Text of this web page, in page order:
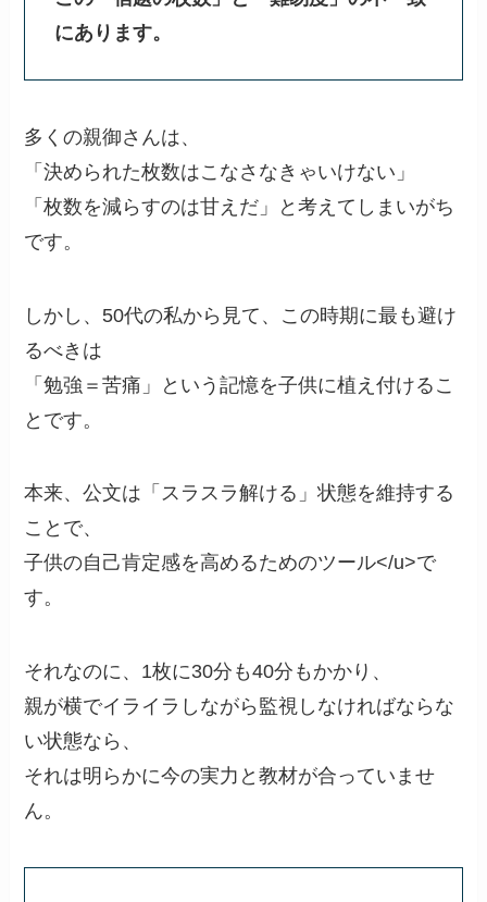
にあります。
多くの親御さんは、
「決められた枚数はこなさなきゃいけない」
「枚数を減らすのは甘えだ」と考えてしまいがち
です。
しかし、50代の私から見て、この時期に最も避け
るべきは
「勉強＝苦痛」という記憶を子供に植え付けるこ
とです。
本来、公文は「スラスラ解ける」状態を維持する
ことで、
子供の自己肯定感を高めるためのツール</u>で
す。
それなのに、1枚に30分も40分もかかり、
親が横でイライラしながら監視しなければならな
い状態なら、
それは明らかに今の実力と教材が合っていませ
ん。